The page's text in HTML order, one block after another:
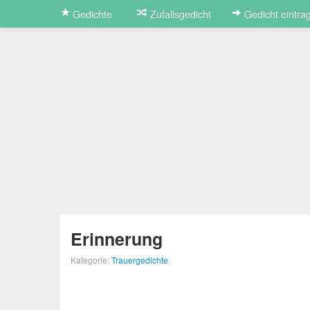
Gedichte Zufallsgedicht Gedicht
Erinnerung
Kategorie:Trauergedichte